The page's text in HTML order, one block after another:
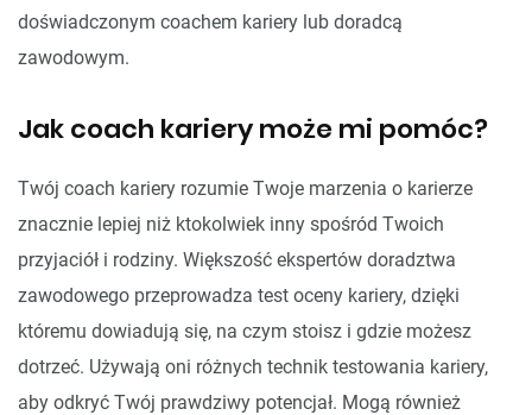
doświadczonym coachem kariery lub doradcą
zawodowym.
Jak coach kariery może mi pomóc?
Twój coach kariery rozumie Twoje marzenia o karierze
znacznie lepiej niż ktokolwiek inny spośród Twoich
przyjaciół i rodziny. Większość ekspertów doradztwa
zawodowego przeprowadza test oceny kariery, dzięki
któremu dowiadują się, na czym stoisz i gdzie możesz
dotrzeć. Używają oni różnych technik testowania kariery,
aby odkryć Twój prawdziwy potencjał. Mogą również